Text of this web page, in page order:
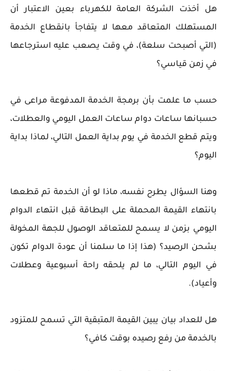
هل أخذت الشركة العامة للكهرباء بعين الاعتبار أن
المستهلك المتعاقد معها لا يتفاجأ بانقطاع الخدمة
(التي أصبحت سلعة)، في وقت يصعب عليه استرجاعها
في زمن قياسي؟
حسب ما علمت بأن برمجة الخدمة المدفوعة مراعى في
حسبانها ساعات دوام ساعات العمل اليومي والعطلات،
ويتم قطع الخدمة في يوم بداية العمل التالي، لماذا بداية
اليوم؟
وهنا السؤال يطرح نفسه، ماذا لو أن الخدمة تم قطعها
بانتهاء القيمة المحملة على البطاقة قبل انتهاء الدوام
اليومي بزمن لا يسمح للمتعاقد الوصول للجهة المخولة
بشحن الرصيد؟ (هذا إذا ما سلمنا أن عودة الدوام تكون
في اليوم التالي، ما لم يلحقه راحة أسبوعية وعطلات
وأعياد).
هل للعداد بيان يبين القيمة المتبقية التي تسمح للمتزود
بالخدمة من رفع رصيده بوقت كافي؟